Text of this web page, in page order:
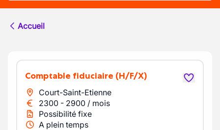
Accueil
Comptable fiduciaire (H/F/X)
Court-Saint-Etienne
2300 - 2900 / mois
Possibilité fixe
A plein temps